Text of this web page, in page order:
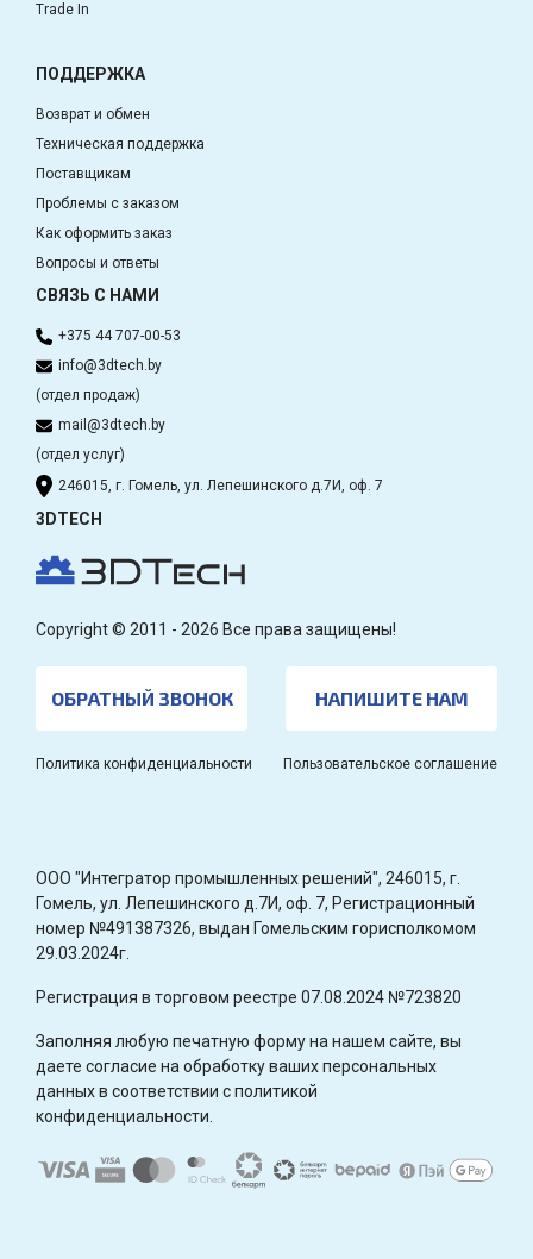
Trade In
ПОДДЕРЖКА
Возврат и обмен
Техническая поддержка
Поставщикам
Проблемы с заказом
Как оформить заказ
Вопросы и ответы
СВЯЗЬ С НАМИ
+375 44 707-00-53
info@3dtech.by
(отдел продаж)
mail@3dtech.by
(отдел услуг)
246015, г. Гомель, ул. Лепешинского д.7И, оф. 7
3DTECH
Copyright © 2011 - 2026 Все права защищены!
ОБРАТНЫЙ ЗВОНОК НАПИШИТЕ НАМ
Политика конфиденциальности Пользовательское соглашение
OOO "Интегратор промышленных решений", 246015, г.
Гомель, ул. Лепешинского д.7И, оф. 7, Регистрационный
номер №491387326, выдан Гомельским горисполкомом
29.03.2024г.
Регистрация в торговом реестре 07.08.2024 №723820
Заполняя любую печатную форму на нашем сайте, вы
даете согласие на обработку ваших персональных
данных в соответствии с политикой
конфиденциальности.